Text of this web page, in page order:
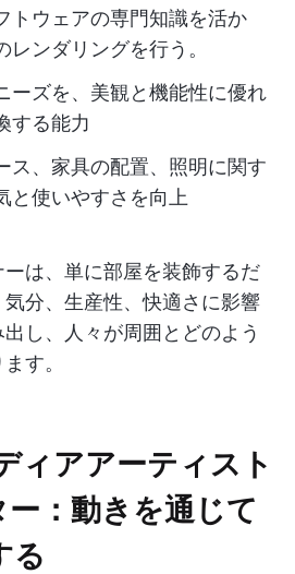
トウェアの専門知識を活か
レンダリングを行う。
ーズを、美観と機能性に優れ
する能力
ス、家具の配置、照明に関す
と使いやすさを向上
は、単に部屋を装飾するだ
分、生産性、快適さに影響
し、人々が周囲とどのよう
す。
ィアアーティスト
：動きを通じて
る